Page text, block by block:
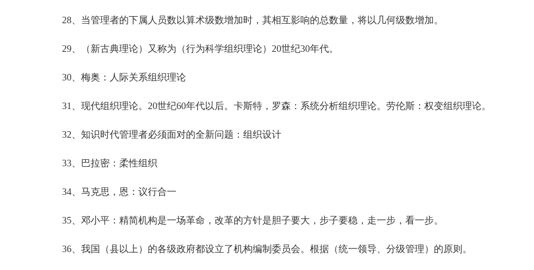
28、当管理者的下属人员数以算术级数增加时，其相互影响的总数量，将以几何级数增加。
29、（新古典理论）又称为（行为科学组织理论）20世纪30年代。
30、梅奥：人际关系组织理论
31、现代组织理论。20世纪60年代以后。卡斯特，罗森：系统分析组织理论。劳伦斯：权变组织理论。
32、知识时代管理者必须面对的全新问题：组织设计
33、巴拉密：柔性组织
34、马克思，恩：议行合一
35、邓小平：精简机构是一场革命，改革的方针是胆子要大，步子要稳，走一步，看一步。
36、我国（县以上）的各级政府都设立了机构编制委员会。根据（统一领导、分级管理）的原则。